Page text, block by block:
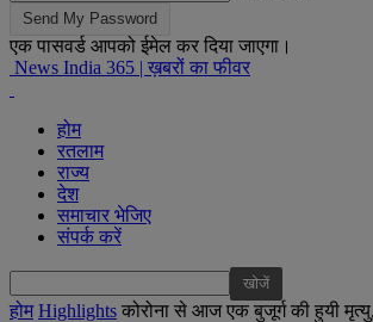
एक पासवर्ड आपको ईमेल कर दिया जाएगा।
News India 365 | ख़बरों का फीवर
होम
रतलाम
राज्य
देश
समाचार भेजिए
संपर्क करें
होम Highlights कोरोना से आज एक बुजूर्ग की हुयी मृत्यु,